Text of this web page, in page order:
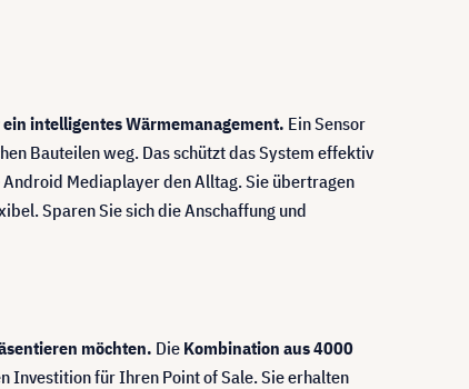
intelligentes Wärmemanagement. Ein Sensor
Bauteilen weg. Das schützt das System effektiv
Mediaplayer den Alltag. Sie übertragen
Sparen Sie sich die Anschaffung und
möchten. Die Kombination aus 4000
Investition für Ihren Point of Sale. Sie erhalten